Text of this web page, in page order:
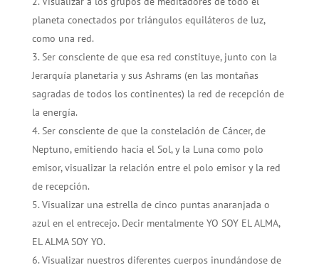
planeta conectados por triángulos equiláteros de luz,
como una red.
Ser consciente de que esa red constituye, junto con la
Jerarquía planetaria y sus Ashrams (en las montañas
sagradas de todos los continentes) la red de recepción de
la energía.
Ser consciente de que la constelación de Cáncer, de
Neptuno, emitiendo hacia el Sol, y la Luna como polo
emisor, visualizar la relación entre el polo emisor y la red
de recepción.
Visualizar una estrella de cinco puntas anaranjada o
azul en el entrecejo. Decir mentalmente YO SOY EL ALMA,
EL ALMA SOY YO.
Visualizar nuestros diferentes cuerpos inundándose de